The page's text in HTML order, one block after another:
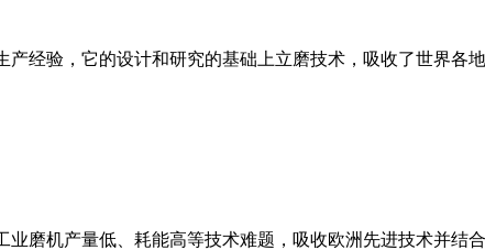
产经验，它的设计和研究的基础上立磨技术，吸收了世界
业磨机产量低、耗能高等技术难题，吸收欧洲先进技术并